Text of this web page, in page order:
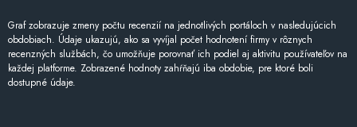
Graf zobrazuje zmeny počtu recenzií na jednotlivých portáloch v nasledujúcich
obdobiach. Údaje ukazujú, ako sa vyvíjal počet hodnotení firmy v rôznych
recenzných službách, čo umožňuje porovnať ich podiel aj aktivitu používateľov na
každej platforme. Zobrazené hodnoty zahŕňajú iba obdobie, pre ktoré boli
dostupné údaje.